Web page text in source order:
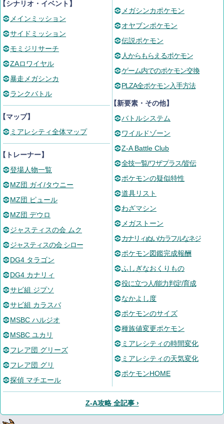
シナリオ・イベント】
メインミッション
サイドミッション
モミジリサーチ
ZAロワイヤル
暴走メガシンカ
ランクバトル
マップ】
ミアレシティ全体マップ
トレーナー】
登場人物一覧
MZ団 ガイ/タウニー
MZ団 ピュール
MZ団 デウロ
ジャスティスの会 ムク
ジャスティスの会 シロー
DG4 タラゴン
DG4 カナリィ
サビ組 ジプソ
サビ組 カラスバ
MSBC ハルジオ
MSBC ユカリ
フレア団 グリーズ
フレア団 グリ
探偵 マチエール
メガシンカポケモン
オヤブンポケモン
伝説ポケモン
人からもらえるポケモン
ゲーム内でのポケモン交換
PLZA全ポケモン入手方法
【新要素・その他】
バトルシステム
ワイルドゾーン
Z-A Battle Club
全技一覧/ワザプラス/皆伝
ポケモンの疑似特性
道具リスト
わざマシン
メガストーン
カナリィぬい/カラフルなネジ
ポケモン図鑑完成報酬
ふしぎなおくりもの
役に立つ人/能力判定/育成
なかよし度
ポケモンのサイズ
種族値変更ポケモン
ミアレシティの時間変化
ミアレシティの天気変化
ポケモンHOME
Z-A攻略 全記事 ›